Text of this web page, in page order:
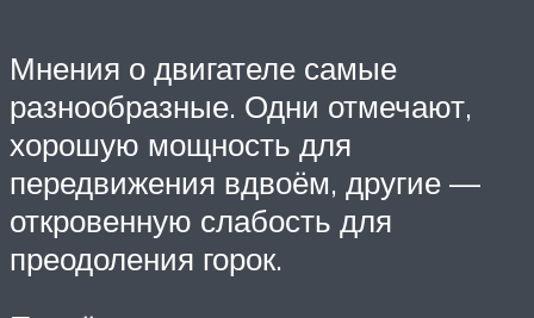
Мнения о двигателе самые
разнообразные. Одни отмечают,
хорошую мощность для
передвижения вдвоём, другие —
откровенную слабость для
преодоления горок.